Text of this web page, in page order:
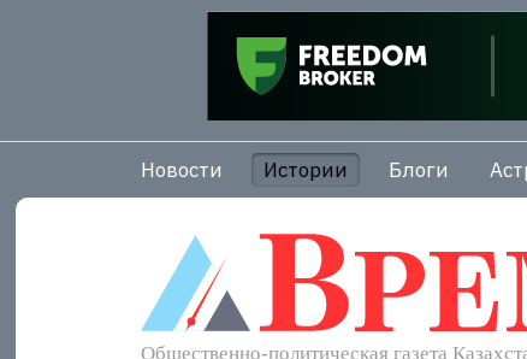
Новости Истории Блоги